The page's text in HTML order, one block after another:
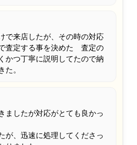
で来店したが、その時の対応
査定する事を決めた 査定の
かつ丁寧に説明してたので納
た。
ましたが対応がとても良かっ
が、迅速に処理してくださっ